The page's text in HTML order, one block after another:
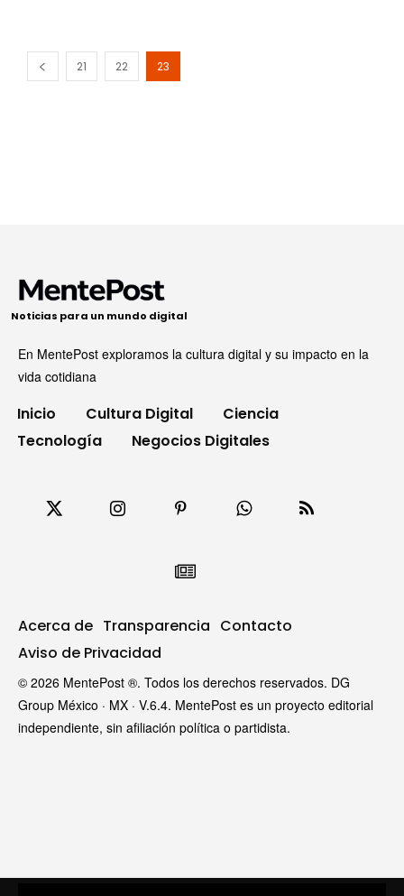
21 22 23
Noticias para un mundo digital
En MentePost exploramos la cultura digital y su impacto en la
vida cotidiana
Inicio Cultura Digital
Ciencia
Tecnología
Negocios Digitales
Acerca de Transparencia Contacto
Aviso de Privacidad
© 2026 MentePost ®. Todos los derechos reservados. DG
Group México · MX · V.6.4. MentePost es un proyecto editorial
independiente, sin afiliación política o partidista.